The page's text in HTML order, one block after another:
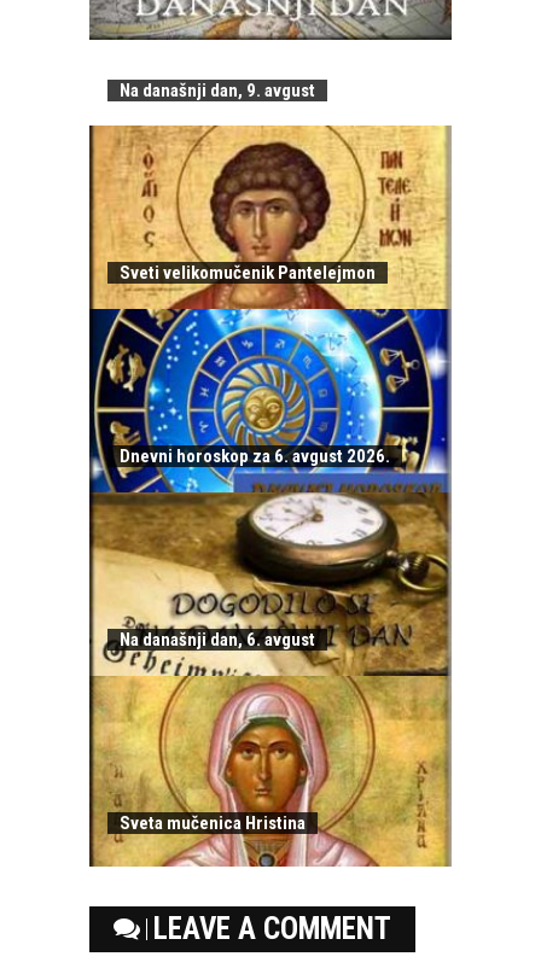
Na današnji dan, 9. avgust
Sveti velikomučenik Pantelejmon
Dnevni horoskop za 6. avgust 2026.
Na današnji dan, 6. avgust
Sveta mučenica Hristina
LEAVE A COMMENT